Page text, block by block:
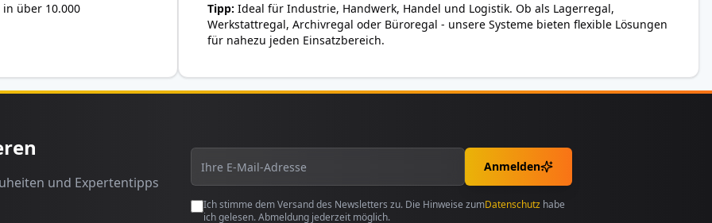
über 10.000
Tipp Ideal für Industrie, Handwerk, Handel und Logistik. Ob als Lagerregal,
Werkstattregal, Archivregal oder Büroregal - unsere Systeme bieten flexible Lösungen
für nahezu jeden Einsatzbereich.
und Expertentipps
Anmelden
Ich stimme dem Versand des Newsletters zu. Die Hinweise zumDatenschutz habe
ich gelesen. Abmeldung jederzeit möglich.